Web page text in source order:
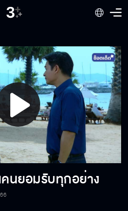
คนยอมรับทุกอย่าง
ควรใช้เวลาที่เหลืออยู่กับความสุข
ะคุกเข่าอยู่ตรงนี้ไปตลอดชีวิต
เขาทำ มันเกินกว่าที่จะให้อภัย